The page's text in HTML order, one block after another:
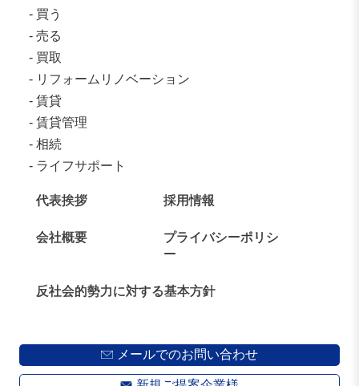
買う
売る
買取
リフォームリノベーション
賃貸
賃貸管理
相続
ライフサポート
代表挨拶 採用情報
会社概要
プライバシーポリシ
ー
反社会的勢力に対する基本方針
メールでのお問い合わせ